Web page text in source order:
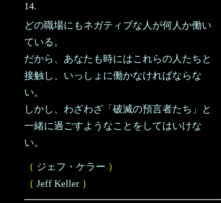
14.
どの職場にもネガティブな人が何人か働い
ている。
だから、あなたも時にはこれらの人たちと
接触し、いっしょに働かなければならな
い。
しかし、わざわざ「破滅の預言者たち」と
一緒に過ごすようなことをしてはいけな
い。
（ ジェフ・ケラー ）
（ Jeff Keller ）